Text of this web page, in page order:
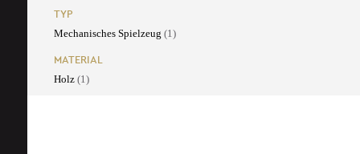
TYP
Mechanisches Spielzeug (1)
MATERIAL
Holz (1)